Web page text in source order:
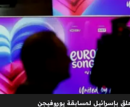
بإسرائيل لمسابقة يوروفيجن